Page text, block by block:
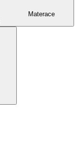
Materace